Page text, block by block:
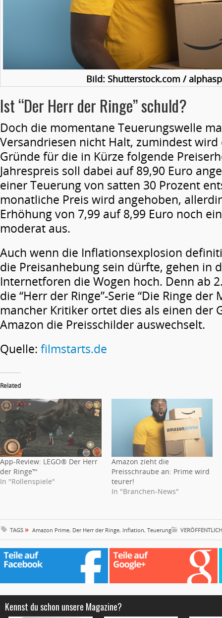
Bild: Shutterstock.com /
Ist “Der Herr der Ringe” schuld?
Doch die momentane Teuerungswelle
Versandriesen nicht Halt, zumindest
Gründe für die in Kürze folgende
Jahrespreis soll dabei auf 89,90 Euro
einer Teuerung von satten 30 Prozent
monatliche Preis wird angehoben,
Erhöhung von 7,99 auf 8,99 Euro noch
moderat aus.
Auch wenn die Inflationsexplosion
die Preisanhebung sein dürfte, gehen in
Internetforen die Wogen hoch. Denn ab
die “Herr der Ringe”-Serie “Die Ringe der
mancher Kritiker ortet dies als einen der
Amazon die Preisschilder auswechselt.
Quelle: filmstarts.de
Related
App-Review: LEGO® Der Herr
der Ringe™
In "Rollenspiele"
Amazon zieht die
Preisschraube an: Prime wird
teurer!
In "Branchen-News"
TAGS » Amazon Prime, Der Herr der Ringe, Inflation, Teuerung
Kennst du schon unsere Magazine?